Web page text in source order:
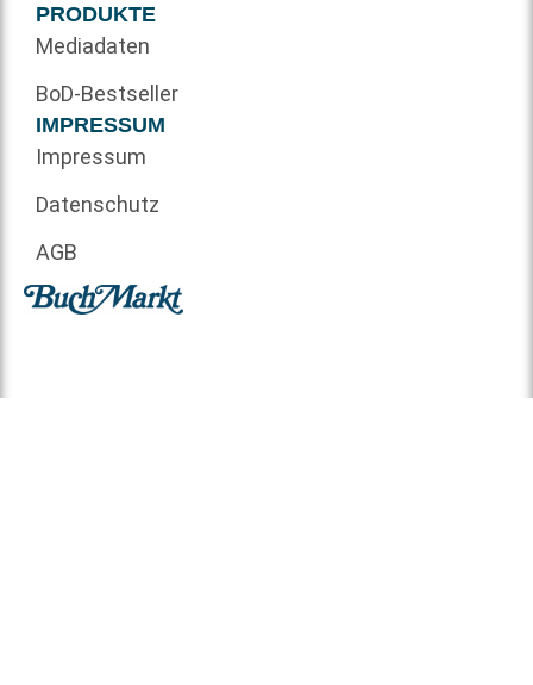
PRODUKTE
Mediadaten
BoD-Bestseller
IMPRESSUM
Impressum
Datenschutz
AGB